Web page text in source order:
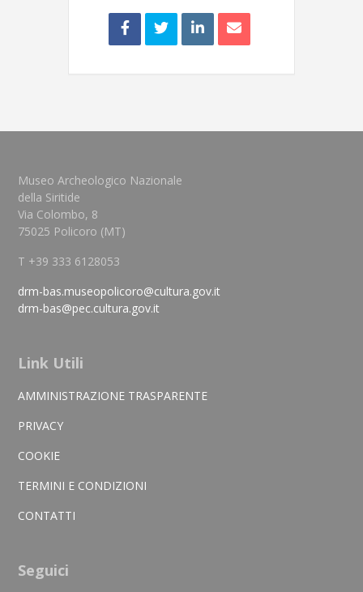
Museo Archeologico Nazionale
della Siritide
Via Colombo, 8
75025 Policoro (MT)
T +39 333 6128053
drm-bas.museopolicoro@cultura.gov.it
drm-bas@pec.cultura.gov.it
Link Utili
AMMINISTRAZIONE TRASPARENTE
PRIVACY
COOKIE
TERMINI E CONDIZIONI
CONTATTI
Seguici